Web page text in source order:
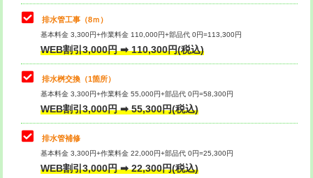
マス交換（深さ50㎝未満）
マス交換（深さ50㎝以上） 66,000円
コンクリート斫り（厚さ10㎝まで）
コンクリート斫り（厚さ10㎝超え）
モルタル補修（厚さ10㎝まで）
モルタル補修（厚さ10㎝超え）
その他部品の脱着
交換・取付（タンク） 22,000円+材料費
交換・取付(単水栓（壁付・デッキ
式）)
交換・取付(混合水栓（壁付・デッキ
式・ワンホール）)
16,500円+材料費
交換・取付(排水栓・排水トラップ
排水管工事（8ｍ）
基本料金 3,300円+作業料金 110,000円+部品代 0円=113,300円
WEB割引3,000円 ➡ 110,300円(税込)
排水桝交換（1箇所）
基本料金 3,300円+作業料金 55,000円+部品代 0円=58,300円
WEB割引3,000円 ➡ 55,300円(税込)
排水管補修
基本料金 3,300円+作業料金 22,000円+部品代 0円=25,300円
WEB割引3,000円 ➡ 22,300円(税込)